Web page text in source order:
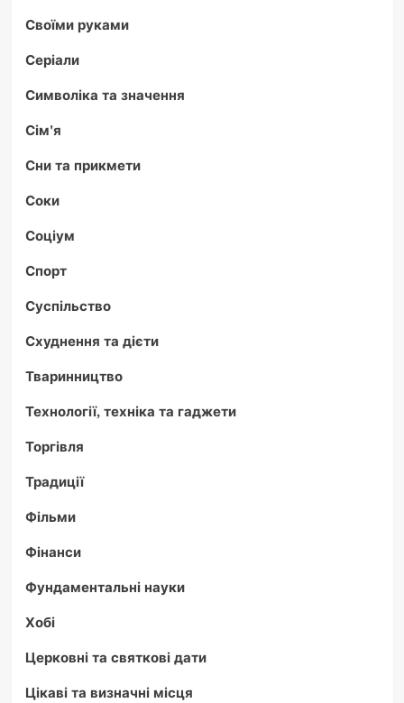
Своїми руками
Серіали
Символіка та значення
Сім'я
Сни та прикмети
Соки
Соціум
Спорт
Суспільство
Схуднення та дієти
Тваринництво
Технології, техніка та гаджети
Торгівля
Традиції
Фільми
Фінанси
Фундаментальні науки
Хобі
Церковні та святкові дати
Цікаві та визначні місця